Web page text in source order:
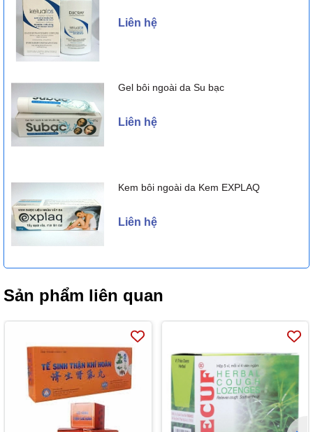
Liên hệ
Gel bôi ngoài da Su bạc
Liên hệ
Kem bôi ngoài da Kem EXPLAQ
Liên hệ
Sản phẩm liên quan